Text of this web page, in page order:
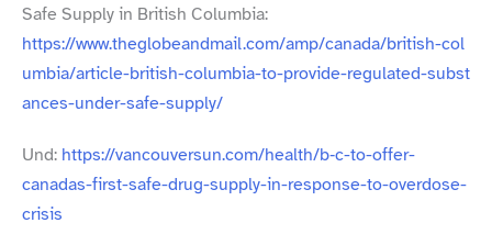
Safe Supply in British Columbia:
https://​www​.theglobeandmail​.com/​a​m​p​/​c​a​n​a​d​a​/​b​r​i​t​i​s​h​-​c​o​l​
u​m​b​i​a​/​a​r​t​i​c​l​e​-​b​r​i​t​i​s​h​-​c​o​l​u​m​b​i​a​-​t​o​-​p​r​o​v​i​d​e​-​r​e​g​u​l​a​t​e​d​-​s​u​b​s​t​
a​n​c​e​s​-​u​n​d​e​r​-​s​a​f​e​-​s​u​p​p​ly/
Und: https://vancouversun.com/health/b‑c-to-offer-
canadas-first-safe-drug-supply-in-response-to-overdose-
crisis